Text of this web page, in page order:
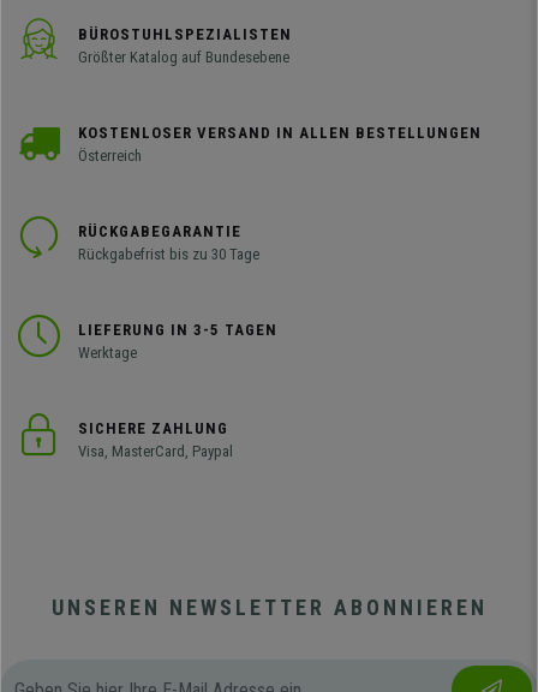
BÜROSTUHLSPEZIALISTEN
Größter Katalog auf Bundesebene
KOSTENLOSER VERSAND IN ALLEN BESTELLUNGEN
Österreich
RÜCKGABEGARANTIE
Rückgabefrist bis zu 30 Tage
LIEFERUNG IN 3-5 TAGEN
Werktage
SICHERE ZAHLUNG
Visa, MasterCard, Paypal
UNSEREN NEWSLETTER ABONNIEREN